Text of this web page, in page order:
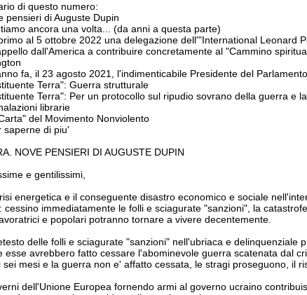
di questo numero:
pensieri di Auguste Dupin
ancora una volta... (da anni a questa parte)
al 5 ottobre 2022 una delegazione dell'"International Leonard
dall'America a contribuire concretamente al "Cammino
fa, il 23 agosto 2021, l'indimenticabile Presidente del
Terra": Guerra strutturale
Terra": Per un protocollo sul ripudio sovrano della guerra e
librarie
del Movimento Nonviolento
saperne di piu'
NOVE PENSIERI DI AUGUSTE DUPIN
e gentilissimi,
energetica e il conseguente disastro economico e sociale
cessino immediatamente le folli e sciagurate "sanzioni", la
e popolari potranno tornare a vivere decentemente.
delle folli e sciagurate "sanzioni" nell'ubriaca e
esse avrebbero fatto cessare l'abominevole guerra scatenata dal
sei mesi e la guerra non e' affatto cessata, le stragi proseguono, il
dell'Unione Europea fornendo armi al governo ucraino